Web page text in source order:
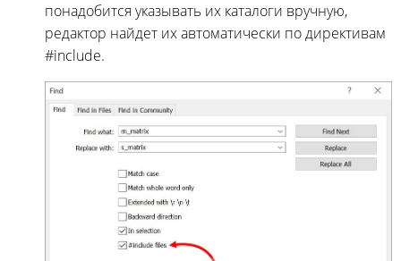
понадобится указывать их каталоги вручную,
редактор найдет их автоматически по директивам
#include.